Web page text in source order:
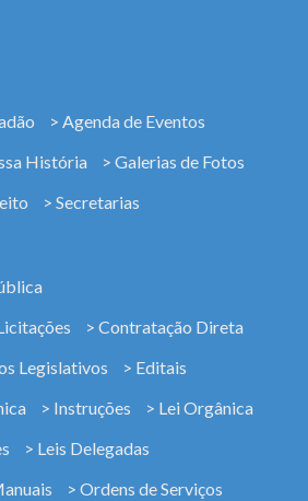
> Agenda de Eventos
História
> Galerias de Fotos
> Secretarias
> Contratação Direta
Legislativos
> Editais
> Instruções
> Lei Orgânica
> Leis Delegadas
> Ordens de Serviços